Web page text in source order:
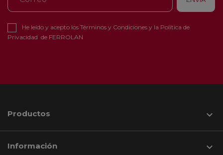
He leído y acepto los Términos y Condiciones y la Política de
Privacidad de FERROLAN
Productos 
Información 